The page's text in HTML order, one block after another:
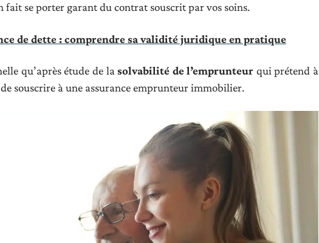
fait se porter garant du contrat souscrit par vos soins.
de dette : comprendre sa validité juridique en pratique
qu’après étude de lasolvabilité de l’emprunteur qui prétend à
souscrire à une assurance emprunteur immobilier.